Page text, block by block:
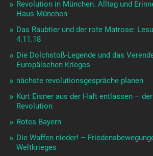
Revolution in München. Alltag und
Haus München
Das Raubtier und der rote Matrose:
4.11.18
Die Dolchstoß-Legende und das
Europäischen Krieges
nächste revolutionsgespräche planen
Kurt Eisner aus der Haft entlassen –
Revolution
Rotes Bayern
Die Waffen nieder! –
Weltkrieges